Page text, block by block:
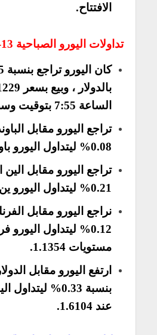
الافتتاح.
تداولات اليورو الصباحية 13-05-2019
الساعة 7:55 بتوقيت وسط أوروبا.
تراجع اليورو مقابل
0.08% ليتداول
اليورو
تراجع اليورو مقابل الين
0.21% ليتداول اليورو ين عند 123.73 .
نراجع اليورو مقابل
0.12% ليتداول اليورو
مستويات 1.1354.
ارتفع اليورو مقابل
بنسبة 0.33%
عند 1.6104.